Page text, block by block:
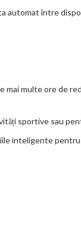
automat între
multe ore de
sportive sau
inteligente